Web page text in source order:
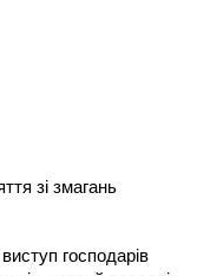
зі змагань
господарів